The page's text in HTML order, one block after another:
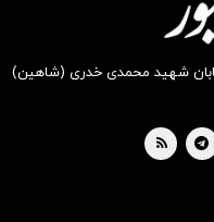
شهید محمدی خدری (شاهین)